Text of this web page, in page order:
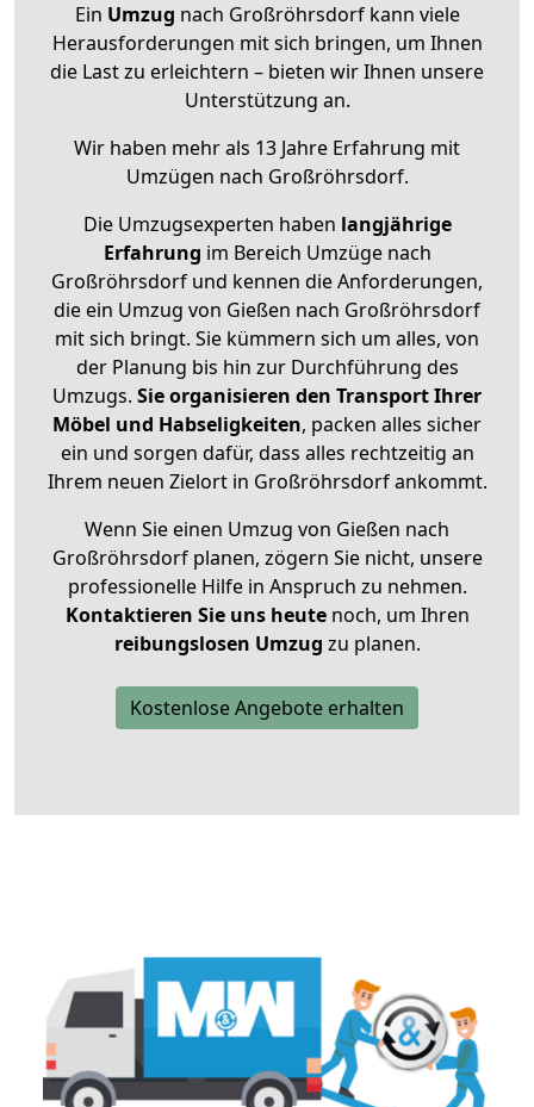
Ein Umzug nach Großröhrsdorf kann viele
Herausforderungen mit sich bringen, um Ihnen
die Last zu erleichtern – bieten wir Ihnen unsere
Unterstützung an.
Wir haben mehr als 13 Jahre Erfahrung mit
Umzügen nach Großröhrsdorf.
Die Umzugsexperten haben langjährige
Erfahrung im Bereich Umzüge nach
Großröhrsdorf und kennen die Anforderungen,
die ein Umzug von Gießen nach Großröhrsdorf
mit sich bringt. Sie kümmern sich um alles, von
der Planung bis hin zur Durchführung des
Umzugs. Sie organisieren den Transport Ihrer
Möbel und Habseligkeiten, packen alles sicher
ein und sorgen dafür, dass alles rechtzeitig an
Ihrem neuen Zielort in Großröhrsdorf ankommt.
Wenn Sie einen Umzug von Gießen nach
Großröhrsdorf planen, zögern Sie nicht, unsere
professionelle Hilfe in Anspruch zu nehmen.
Kontaktieren Sie uns heutenoch, um Ihren
reibungslosen Umzug zu planen.
Kostenlose Angebote erhalten